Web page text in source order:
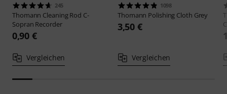
245
Thomann Cleaning Rod C-
Sopran Recorder
0,90 €
Vergleichen
1098
Thomann Polishing Cloth Grey
3,50 €
Vergleichen